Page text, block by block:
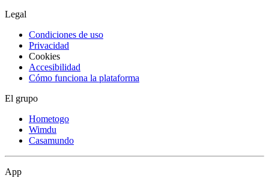
Legal
Condiciones de uso
Privacidad
Cookies
Accesibilidad
Cómo funciona la plataforma
El grupo
Hometogo
Wimdu
Casamundo
App